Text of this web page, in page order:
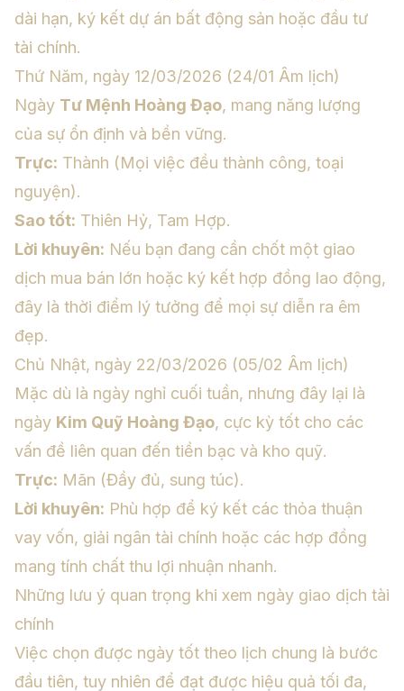
dài hạn, ký kết dự án bất động sản hoặc đầu tư
tài chính.
Thứ Năm, ngày 12/03/2026 (24/01 Âm lịch)
Ngày Tư Mệnh Hoàng Đạo, mang năng lượng
của sự ổn định và bền vững.
Trực: Thành (Mọi việc đều thành công, toại
nguyện).
Sao tốt: Thiên Hỷ, Tam Hợp.
Lời khuyên: Nếu bạn đang cần chốt một giao
dịch mua bán lớn hoặc ký kết hợp đồng lao động,
đây là thời điểm lý tưởng để mọi sự diễn ra êm
đẹp.
Chủ Nhật, ngày 22/03/2026 (05/02 Âm lịch)
Mặc dù là ngày nghỉ cuối tuần, nhưng đây lại là
ngày Kim Quỹ Hoàng Đạo, cực kỳ tốt cho các
vấn đề liên quan đến tiền bạc và kho quỹ.
Trực: Mãn (Đầy đủ, sung túc).
Lời khuyên: Phù hợp để ký kết các thỏa thuận
vay vốn, giải ngân tài chính hoặc các hợp đồng
mang tính chất thu lợi nhuận nhanh.
Những lưu ý quan trọng khi xem ngày giao dịch tài
chính
Việc chọn được ngày tốt theo lịch chung là bước
đầu tiên, tuy nhiên để đạt được hiệu quả tối đa,